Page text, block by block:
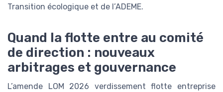
Transition écologique et de l’ADEME.
Quand la flotte entre au comité
de direction : nouveaux
arbitrages et gouvernance
L’amende LOM 2026 verdissement flotte entreprise